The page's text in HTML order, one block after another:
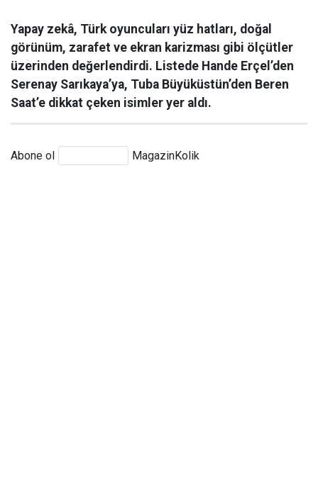
Yapay zekâ, Türk oyuncuları yüz hatları, doğal
görünüm, zarafet ve ekran karizması gibi ölçütler
üzerinden değerlendirdi. Listede Hande Erçel’den
Serenay Sarıkaya’ya, Tuba Büyüküstün’den Beren
Saat’e dikkat çeken isimler yer aldı.
Abone ol MagazinKolik